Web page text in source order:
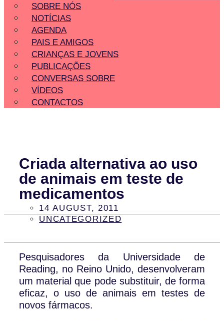
SOBRE NÓS
NOTÍCIAS
AGENDA
PAIS E AMIGOS
CRIANÇAS E JOVENS
PUBLICAÇÕES
CONVERSAS SOBRE
VÍDEOS
CONTACTOS
Criada alternativa ao uso
de animais em teste de
medicamentos
14 AUGUST, 2011
UNCATEGORIZED
Pesquisadores da Universidade de
Reading, no Reino Unido, desenvolveram
um material que pode substituir, de forma
eficaz, o uso de animais em testes de
novos fármacos.